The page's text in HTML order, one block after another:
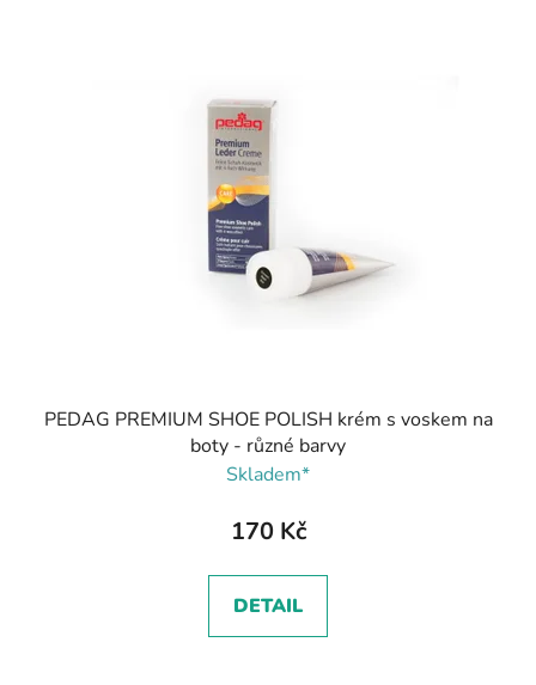
PEDAG PREMIUM SHOE POLISH krém s voskem na
boty - různé barvy
Skladem*
170 Kč
DETAIL